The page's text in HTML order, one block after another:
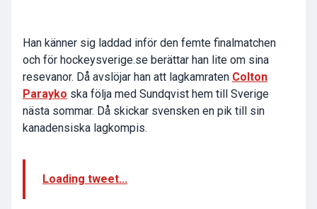
Han känner sig laddad inför den femte finalmatchen
och för hockeysverige.se berättar han lite om sina
resevanor. Då avslöjar han att lagkamraten Colton
Parayko ska följa med Sundqvist hem till Sverige
nästa sommar. Då skickar svensken en pik till sin
kanadensiska lagkompis.
Loading tweet...